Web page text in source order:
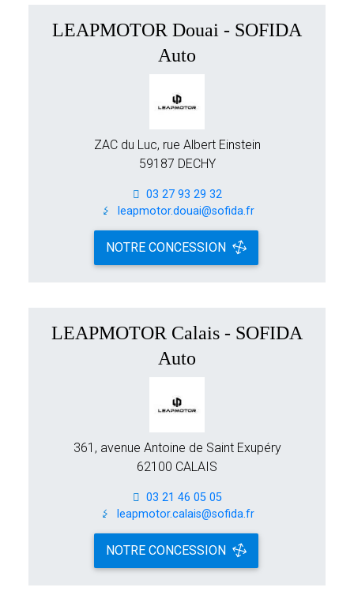
LEAPMOTOR Douai - SOFIDA
Auto
ZAC du Luc, rue Albert Einstein
59187 DECHY
03 27 93 29 32
leapmotor.douai@sofida.fr
NOTRE CONCESSION
LEAPMOTOR Calais - SOFIDA
Auto
361, avenue Antoine de Saint Exupéry
62100 CALAIS
03 21 46 05 05
leapmotor.calais@sofida.fr
NOTRE CONCESSION